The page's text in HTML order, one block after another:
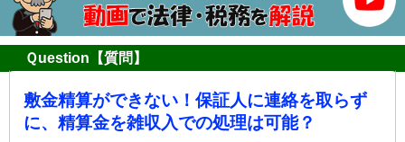
Ｑuestion【質問】
敷金精算ができない！保証人に連絡を取らず
に、精算金を雑収入での処理は可能？